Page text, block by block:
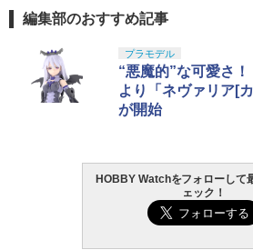
編集部のおすすめ記事
プラモデル
“悪魔的”な可愛さ
より「ネヴァリア[
が開始
HOBBY Watchをフォローして
ェック！